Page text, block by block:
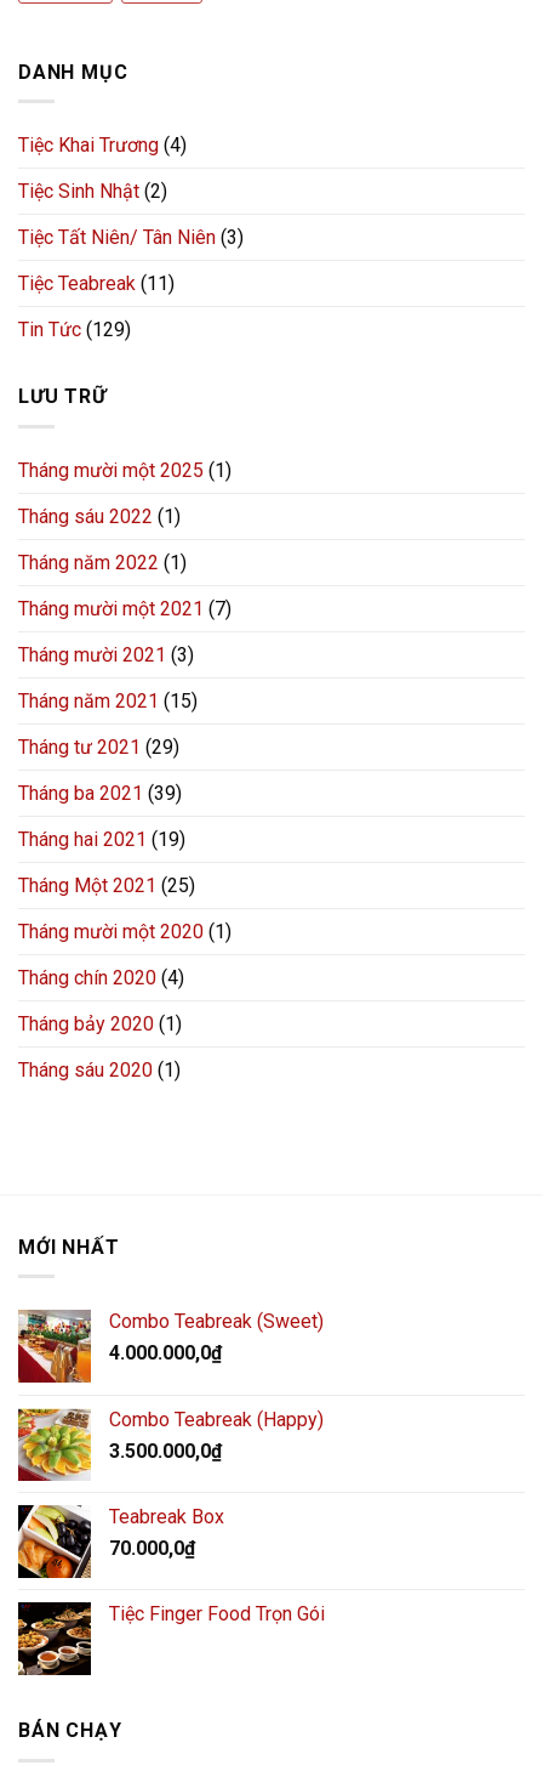
DANH MỤC
Tiệc Khai Trương (4)
Tiệc Sinh Nhật (2)
Tiệc Tất Niên/ Tân Niên (3)
Tiệc Teabreak (11)
Tin Tức (129)
LƯU TRỮ
Tháng mười một 2025 (1)
Tháng sáu 2022 (1)
Tháng năm 2022 (1)
Tháng mười một 2021 (7)
Tháng mười 2021 (3)
Tháng năm 2021 (15)
Tháng tư 2021 (29)
Tháng ba 2021 (39)
Tháng hai 2021 (19)
Tháng Một 2021 (25)
Tháng mười một 2020 (1)
Tháng chín 2020 (4)
Tháng bảy 2020 (1)
Tháng sáu 2020 (1)
MỚI NHẤT
Combo Teabreak (Sweet)
4.000.000,0₫
Combo Teabreak (Happy)
3.500.000,0₫
Teabreak Box
70.000,0₫
Tiệc Finger Food Trọn Gói
BÁN CHẠY